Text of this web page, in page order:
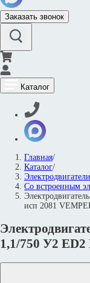
Заказать звонок
Каталог
Главная/
Каталог/
Электродвигатели
Со встроенным
исп 2081
1,1/750 У2